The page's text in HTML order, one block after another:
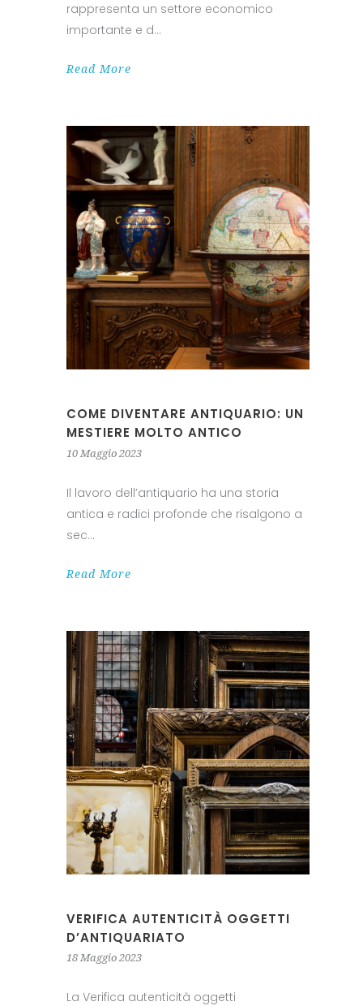
rappresenta un settore economico
importante e d
Read More
COME DIVENTARE ANTIQUARIO: UN
MESTIERE MOLTO ANTICO
10 Maggio 2023
Il lavoro dell’antiquario ha una storia
antica e radici profonde che risalgono a
sec
Read More
VERIFICA AUTENTICITÀ OGGETTI
D’ANTIQUARIATO
18 Maggio 2023
La Verifica autenticità oggetti